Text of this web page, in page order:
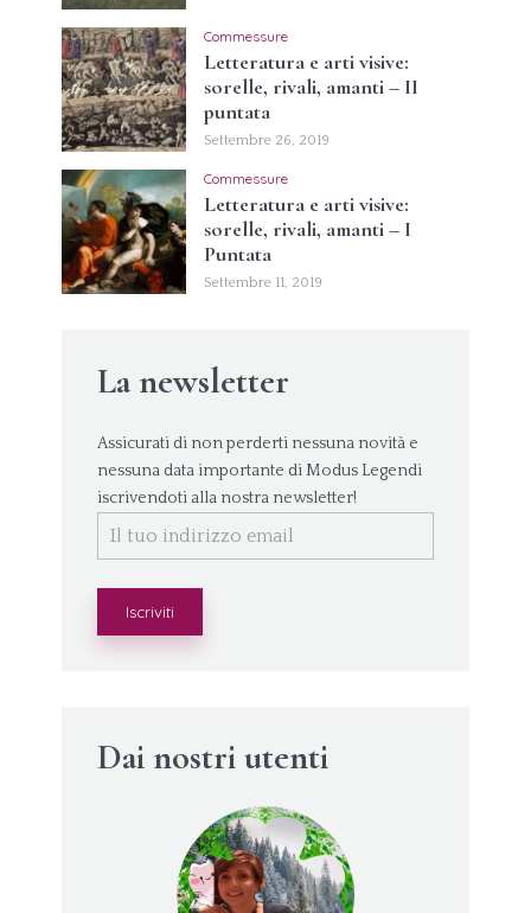
Commessure
Letteratura e arti visive:
sorelle, rivali, amanti – II
puntata
Settembre 26, 2019
Commessure
Letteratura e arti visive:
sorelle, rivali, amanti – I
Puntata
Settembre 11, 2019
La newsletter
Assicurati di non perderti nessuna novità e
nessuna data importante di Modus Legendi
iscrivendoti alla nostra newsletter!
Dai nostri utenti